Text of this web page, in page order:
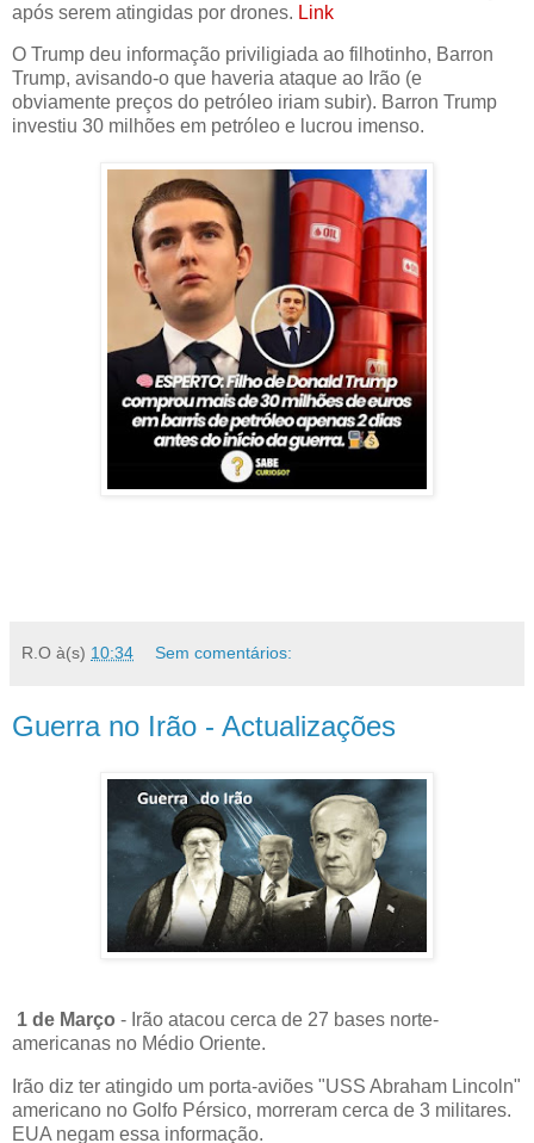
após serem atingidas por drones. Link
O Trump deu informação priviligiada ao filhotinho, Barron
Trump, avisando-o que haveria ataque ao Irão (e
obviamente preços do petróleo iriam subir). Barron Trump
investiu 30 milhões em petróleo e lucrou imenso.
R.O à(s) 10:34 Sem comentários:
Guerra no Irão - Actualizações
1 de Março - Irão atacou cerca de 27 bases norte-
americanas no Médio Oriente.
Irão diz ter atingido um porta-aviões "USS Abraham Lincoln"
americano no Golfo Pérsico, morreram cerca de 3 militares.
EUA negam essa informação.